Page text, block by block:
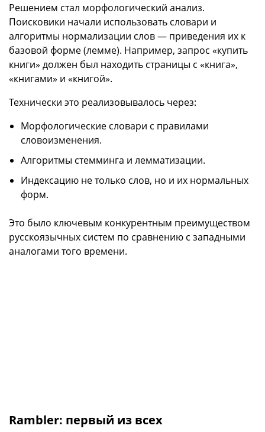
Решением стал морфологический анализ.
Поисковики начали использовать словари и
алгоритмы нормализации слов — приведения их к
базовой форме (лемме). Например, запрос «купить
книги» должен был находить страницы с «книга»,
«книгами» и «книгой».
Технически это реализовывалось через:
Морфологические словари с правилами
словоизменения.
Алгоритмы стемминга и лемматизации.
Индексацию не только слов, но и их нормальных
форм.
Это было ключевым конкурентным преимуществом
русскоязычных систем по сравнению с западными
аналогами того времени.
Rambler: первый из всех